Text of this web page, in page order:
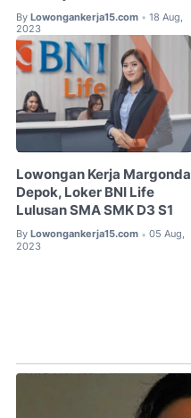
By Lowongankerja15.com • 18 Aug,
2023
Lowongan Kerja Margonda
Depok, Loker BNI Life
Lulusan SMA SMK D3 S1
By Lowongankerja15.com • 05 Aug,
2023